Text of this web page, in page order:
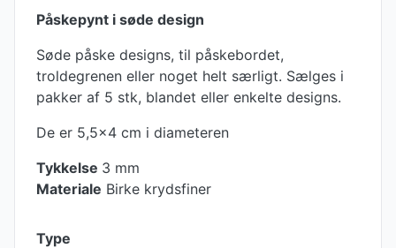
Påskepynt i søde design
Søde påske designs, til påskebordet,
troldegrenen eller noget helt særligt. Sælges i
pakker af 5 stk, blandet eller enkelte designs.
De er 5,5x4 cm i diameteren
Tykkelse 3 mm
Materiale Birke krydsfiner
Type